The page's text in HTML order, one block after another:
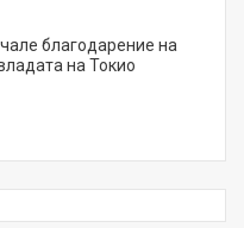
благодарение на
на Токио